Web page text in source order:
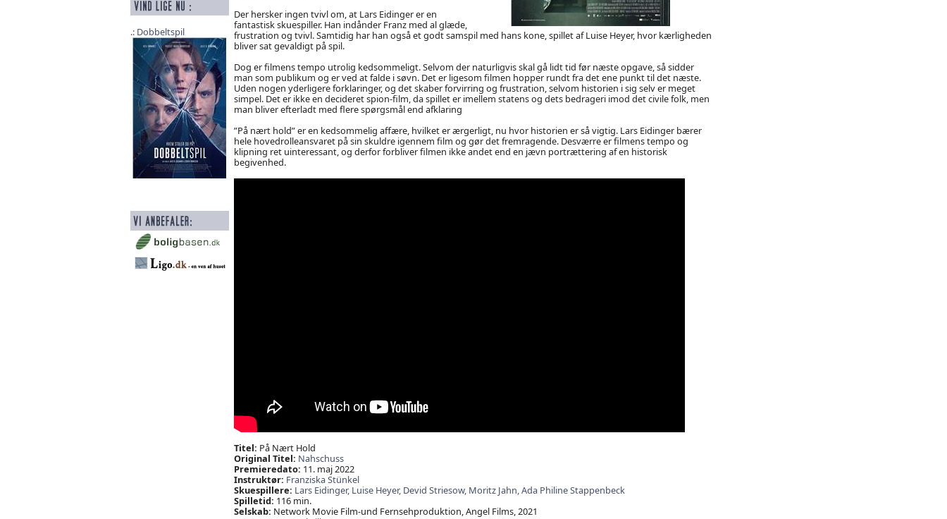
Dobbeltspil
Der hersker ingen tvivl om, at Lars Eidinger er en
fantastisk skuespiller. Han indånder Franz med al glæde,
frustration og tvivl. Samtidig har han også et godt samspil med hans kone, spillet af Luise Heyer, hvor kærligheden
bliver sat gevaldigt på spil.
Dog er filmens tempo utrolig kedsommeligt. Selvom der naturligvis skal gå lidt tid før næste opgave, så sidder
man som publikum og er ved at falde i søvn. Det er ligesom filmen hopper rundt fra det ene punkt til det næste.
Uden nogen yderligere forklaringer, og det skaber forvirring og frustration, selvom historien i sig selv er meget
simpel. Det er ikke en decideret spion-film, da spillet er imellem statens og dets bedrageri imod det civile folk, men
man bliver efterladt med flere spørgsmål end afklaring
”På nært hold” er en kedsommelig affære, hvilket er ærgerligt, nu hvor historien er så vigtig. Lars Eidinger bærer
hele hovedrolleansvaret på sin skuldre igennem film og gør det fremragende. Desværre er filmens tempo og
klipning ret uinteressant, og derfor forbliver filmen ikke andet end en jævn portrættering af en historisk
begivenhed.
Titel: På Nært Hold
Original Titel: Nahschuss
Premieredato: 11. maj 2022
Instruktør: Franziska Stünkel
Skuespillere: Lars Eidinger, Luise Heyer, Devid Striesow, Moritz Jahn,Ada Philine Stappenbeck
Spilletid: 116 min.
Selskab: Network Movie Film-und Fernsehproduktion, Angel Films, 2021